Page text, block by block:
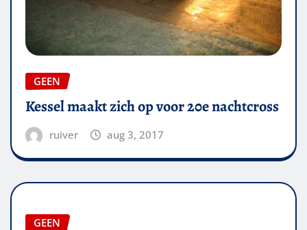
GEEN
Kessel maakt zich op voor 20e nachtcross
ruiver aug 3, 2017
GEEN